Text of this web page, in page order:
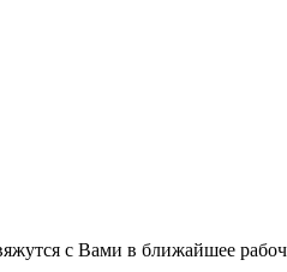
с Вами в ближайшее